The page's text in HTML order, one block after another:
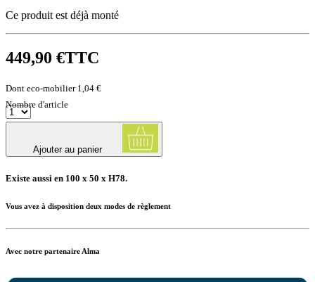
Ce produit est déjà monté
449,90 €TTC
Dont eco-mobilier 1,04 €
Nombre d'article
Ajouter au panier
Existe aussi en 100 x 50 x H78.
Vous avez à disposition deux modes de règlement
Avec notre partenaire Alma